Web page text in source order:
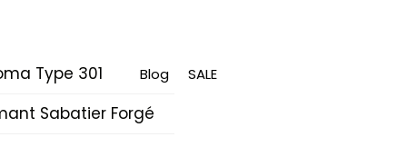
Type 301
Sabatier Forgé
Blog SALE